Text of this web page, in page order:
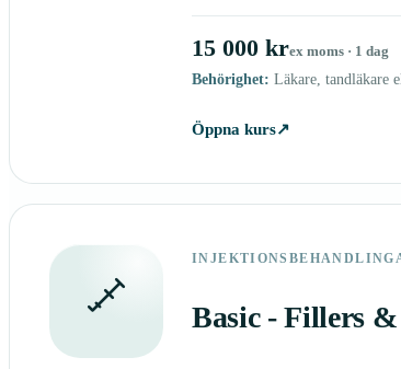
15 000 krex moms · 1 dag
Behörighet: Läkare, tandläkare
Öppna kurs↗
Basic - Fillers